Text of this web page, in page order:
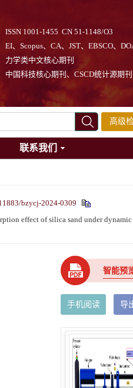
ISSN 1001-1455 CN 51-1148/O3
EI、Scopus、CA、JST、EBSCO、
力学类中文核心期刊
中国科技核心期刊、CSCD统计源期刊
高级
联系我们
bzycj-2024-0309
effect of silica sand under
智能预
手机阅读 导